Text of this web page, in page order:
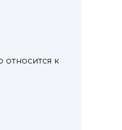
относится к